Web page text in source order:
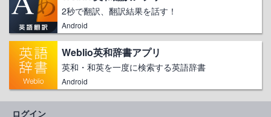
2秒で翻訳、翻訳結果を話す！
Android
Weblio英和辞書アプリ
英和・和英を一度に検索する英語辞書
Android
ログイン